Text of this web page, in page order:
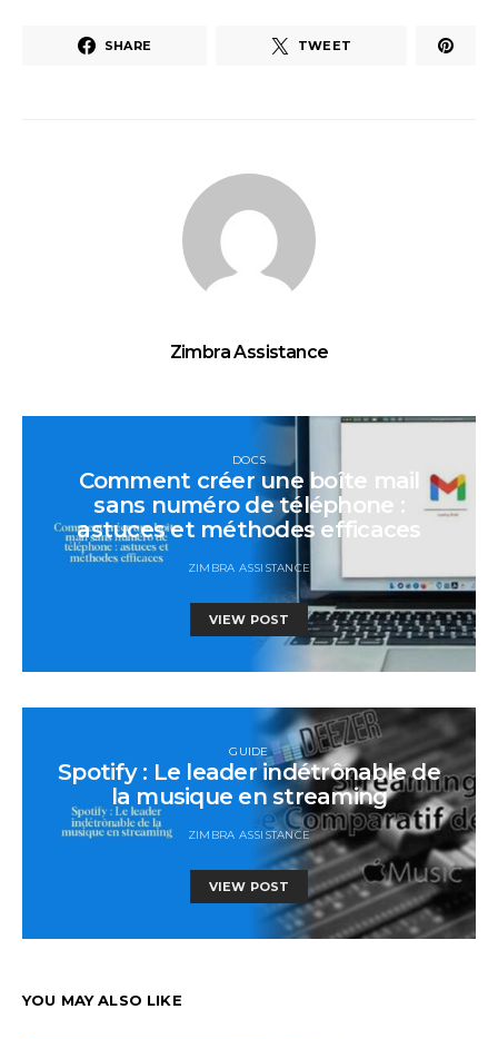
SHARE TWEET
Zimbra Assistance
DOCS
Comment créer une boîte mail
sans numéro de téléphone :
astuces et méthodes efficaces
ZIMBRA ASSISTANCE
VIEW POST
GUIDE
Spotify : Le leader indétrônable de
la musique en streaming
ZIMBRA ASSISTANCE
VIEW POST
YOU MAY ALSO LIKE